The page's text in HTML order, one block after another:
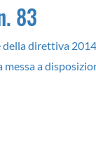
83
della direttiva
a